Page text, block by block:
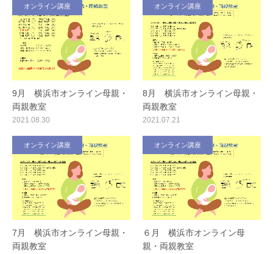
オンライン講座
9月 横浜市オンライン母親・
両親教室
2021.08.30
オンライン講座
8月 横浜市オンライン母親・
両親教室
2021.07.21
オンライン講座
7月 横浜市オンライン母親・
両親教室
オンライン講座
６月 横浜市オンライン母
親・両親教室